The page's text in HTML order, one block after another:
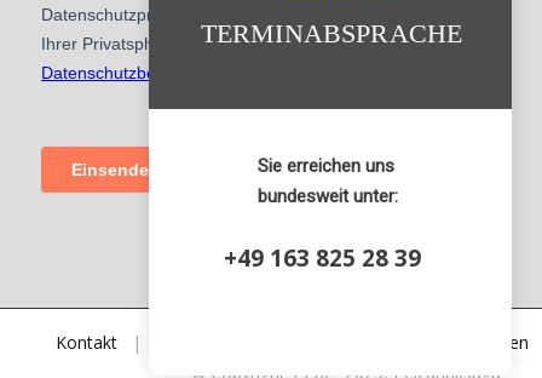
Kontakt |
Quellangaben
© Copyright 1990 - 2025, Pelzantiksaga
TERMINABSPRACHE
Sie erreichen uns
bundesweit unter:
+49 163 825 28 39